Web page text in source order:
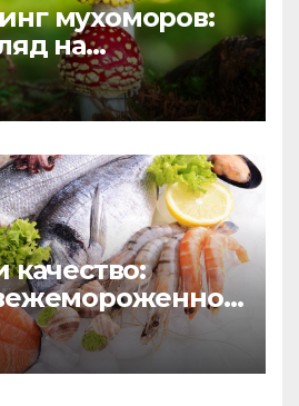
мухоморов:
на
качество: